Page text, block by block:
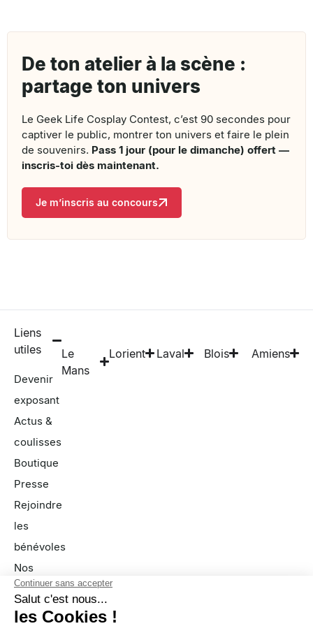
De ton atelier à la scène :
partage ton univers
Le Geek Life Cosplay Contest, c’est 90 secondes pour
captiver le public, montrer ton univers et faire le plein
de souvenirs. Pass 1 jour (pour le dimanche) offert —
inscris-toi dès maintenant.
Je m’inscris au concours
Liens
utiles
Devenir
exposant
Actus &
coulisses
Boutique
Presse
Rejoindre
les
bénévoles
Nos
partenaires
FAQ
Le
Mans
Lorient Laval Blois Amiens